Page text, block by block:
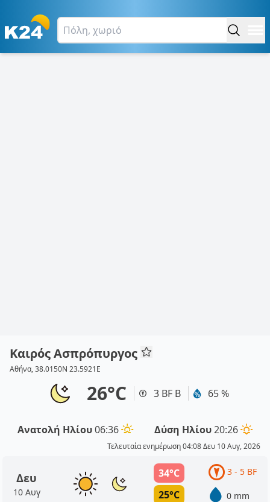
Καιρός Ασπρόπυργος
Αθήνα, 38.0150N 23.5921E
26°C 3 BF Β 65 %
Ανατολή Ηλίου06:36 Δύση Ηλίου20:26
Τελευταία ενημέρωση 04:08 Δευ 10 Αυγ, 2026
Δευ
10 Αυγ
34°C
25°C
3 - 5 BF
0 mm